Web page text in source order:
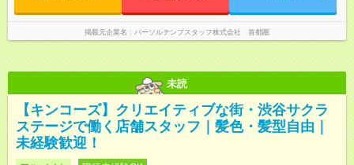
掲載元企業名 パーソルテンプスタッフ株式会社 首都圏
未読
【キンコーズ】クリエイティブな街・渋谷サクラ
ステージで働く店舗スタッフ｜髪色・髪型自由｜
未経験歓迎！